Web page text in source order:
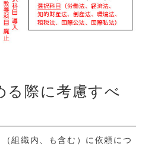
る際に考慮すべ
組織内、も含む）に依頼につ